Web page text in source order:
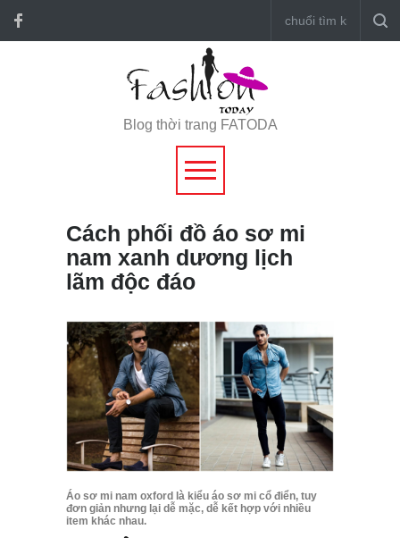
Blog thời trang FATODA
Cách phối đồ áo sơ mi
nam xanh dương lịch
lãm độc đáo
Áo sơ mi nam oxford là kiểu áo sơ mi cổ điển, tuy
đơn giản nhưng lại dễ mặc, dễ kết hợp với nhiều
item khác nhau.